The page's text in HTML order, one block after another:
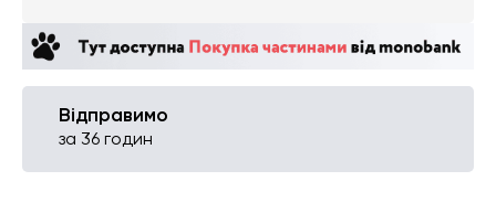
Відправимо
за 36 годин